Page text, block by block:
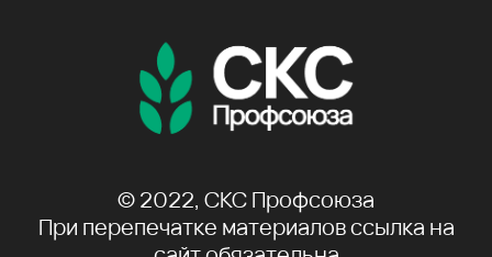
© 2022, СКС Профсоюза
При перепечатке материалов ссылка на